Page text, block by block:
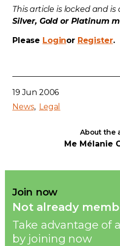
FAQ
This article is locked and is
Silver, Gold or Platinum
Please Loginor Register.
19 Jun 2006
News
Legal
About the
Me Mélanie
Join now
Not already
Take advantage of
by joining now